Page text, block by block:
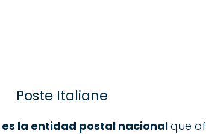
Poste Italiane
es la entidad postal nacionalque